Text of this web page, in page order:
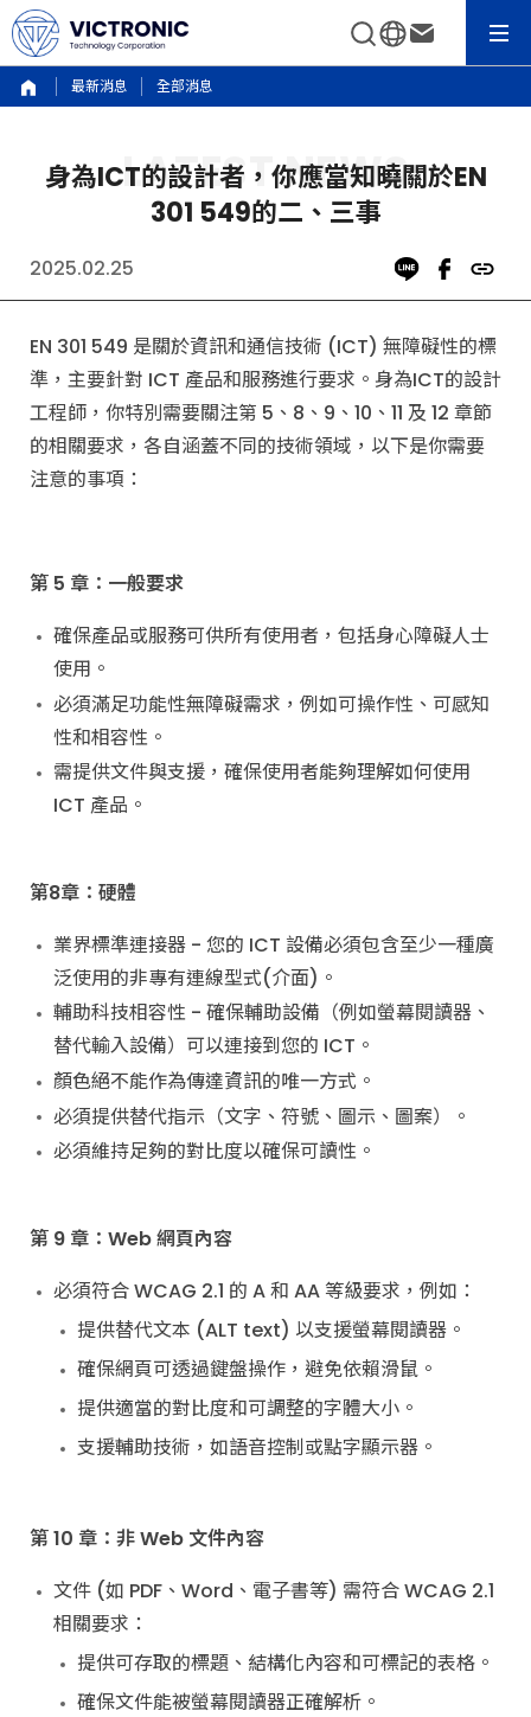
最新消息 全部消息
身為ICT的設計者，你應當知曉關於EN
301 549的二、三事
2025.02.25
EN 301 549 是關於資訊和通信技術 (ICT) 無障礙性的標
準，主要針對 ICT 產品和服務進行要求。身為ICT的設計
工程師，你特別需要關注第 5、8、9、10、11 及 12 章節
的相關要求，各自涵蓋不同的技術領域，以下是你需要
注意的事項：
第 5 章：一般要求
確保產品或服務可供所有使用者，包括身心障礙人士
使用。
必須滿足功能性無障礙需求，例如可操作性、可感知
性和相容性。
需提供文件與支援，確保使用者能夠理解如何使用
ICT 產品。
第8章：硬體
業界標準連接器 - 您的 ICT 設備必須包含至少一種廣
泛使用的非專有連線型式(介面)。
輔助科技相容性 - 確保輔助設備（例如螢幕閱讀器、
替代輸入設備）可以連接到您的 ICT。
顏色絕不能作為傳達資訊的唯一方式。
必須提供替代指示（文字、符號、圖示、圖案）。
必須維持足夠的對比度以確保可讀性。
第 9 章：Web 網頁內容
必須符合 WCAG 2.1 的 A 和 AA 等級要求，例如：
提供替代文本 (ALT text) 以支援螢幕閱讀器。
確保網頁可透過鍵盤操作，避免依賴滑鼠。
提供適當的對比度和可調整的字體大小。
支援輔助技術，如語音控制或點字顯示器。
第 10 章：非 Web 文件內容
文件 (如 PDF、Word、電子書等) 需符合 WCAG 2.1
相關要求：
提供可存取的標題、結構化內容和可標記的表格。
確保文件能被螢幕閱讀器正確解析。